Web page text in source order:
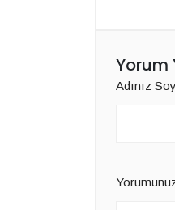
Yorum
Adınız